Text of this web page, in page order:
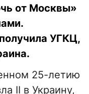
от Москвы»
УГКЦ,
25-летию
II в Украину,